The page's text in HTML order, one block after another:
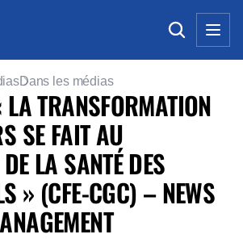
Dans les médias
TRANSFORMATION
SE FAIT AU
LA SANTÉ DES
» (CFE-CGC) – NEWS